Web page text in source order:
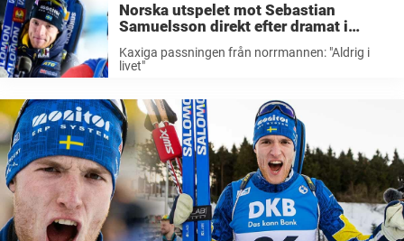
Norska utspelet mot Sebastian
Samuelsson direkt efter dramat i
världscupen – kaxiga passningen:
”Aldrig i livet”
Kaxiga passningen från norrmannen: "Aldrig i
livet"